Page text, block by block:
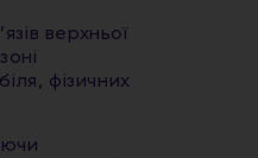
верхньої
фізичних